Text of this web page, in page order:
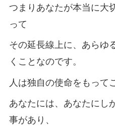
つまりあなたが本当に大
って
その延長線上に、あらゆ
くことなのです。
人は独自の使命をもって
あなたには、あなたにし
事があり、